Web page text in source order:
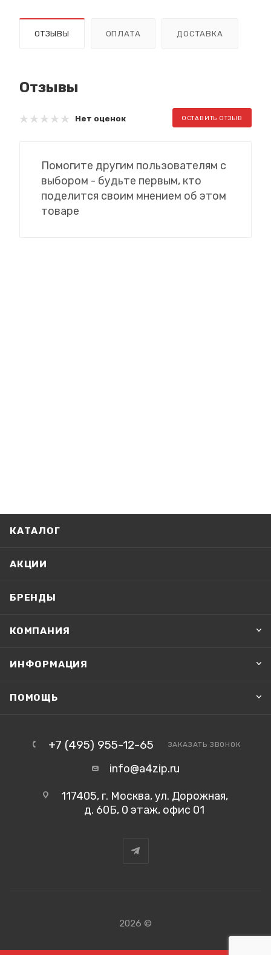
ОТЗЫВЫ ОПЛАТА ДОСТАВКА
Отзывы
Нет оценок ОСТАВИТЬ ОТЗЫВ
Помогите другим пользователям с
выбором - будьте первым, кто
поделится своим мнением об этом
товаре
КАТАЛОГ
АКЦИИ
БРЕНДЫ
КОМПАНИЯ
ИНФОРМАЦИЯ
ПОМОЩЬ
+7 (495) 955-12-65 ЗАКАЗАТЬ ЗВОНОК
info@a4zip.ru
117405, г. Москва, ул. Дорожная,
д. 60Б, 0 этаж, офис 01
2026 ©